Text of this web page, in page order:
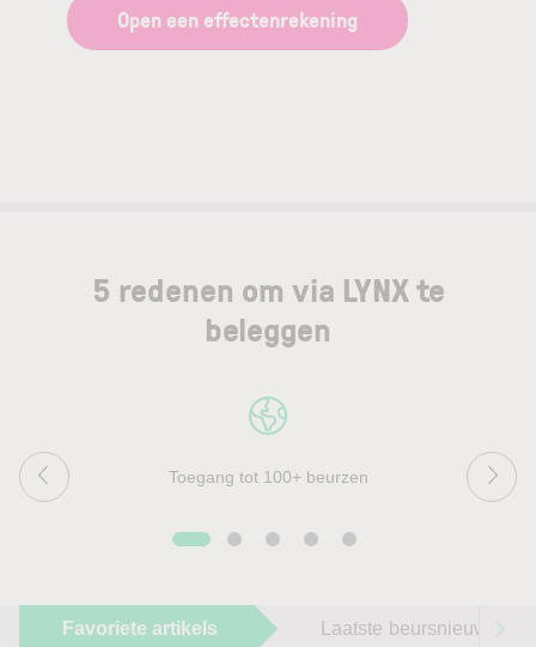
Open een effectenrekening
5 redenen om via LYNX te
beleggen
Toegang tot 100+ beurzen
Favoriete artikels Laatste beursnieuws